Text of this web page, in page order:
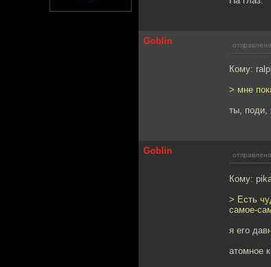
Goblin
Кому:
> мне
ты, поди,
Goblin
Кому:
> Есть
самое-
я его
атомное